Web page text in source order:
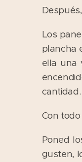
Los
plancha
ella una
cantidad.
Con
Poned
gusten,